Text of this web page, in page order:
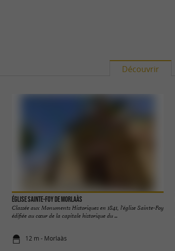
Découvrir
Église Sainte-Foy de Morlaàs
Classée aux Monuments Historiques en 1841, l'église Sainte-Foy
édifiée au cœur de la capitale historique du ...
12 m - Morlaàs